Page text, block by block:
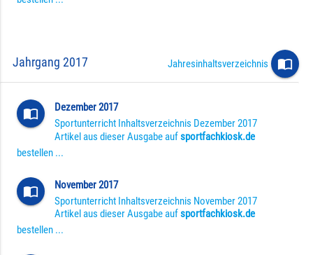
Jahrgang 2017 Jahresinhaltsverzeichnis import_contacts
import_contacts
Dezember 2017
Sportunterricht Inhaltsverzeichnis Dezember 2017
Artikel aus dieser Ausgabe aufsportfachkiosk.de
bestellen ...
import_contacts
November 2017
Sportunterricht Inhaltsverzeichnis November 2017
Artikel aus dieser Ausgabe aufsportfachkiosk.de
bestellen ...